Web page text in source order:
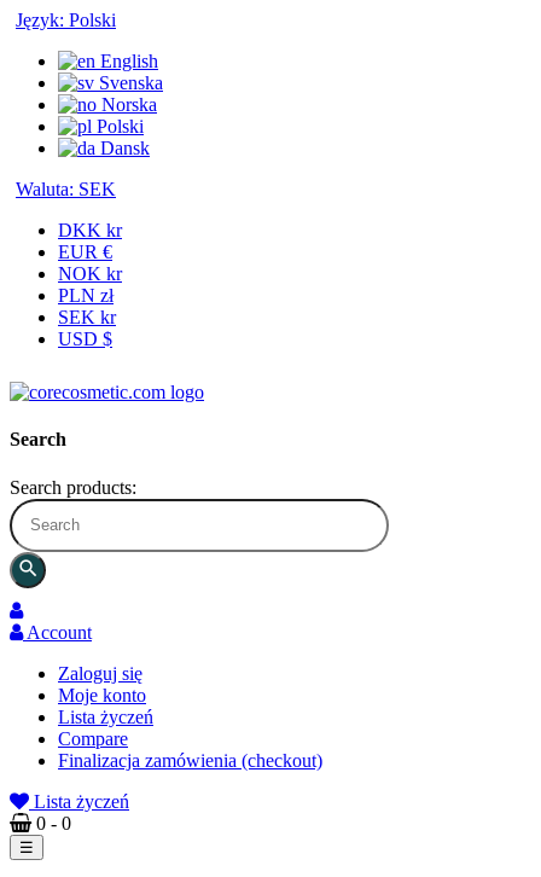
Język: Polski
English
Svenska
Norska
Polski
Dansk
Waluta: SEK
DKK kr
EUR €
NOK kr
PLN zł
SEK kr
USD $
Search
Search products:
search
Account
Zaloguj się
Moje konto
Lista życzeń
Compare
Finalizacja zamówienia (checkout)
Lista życzeń
0 - 0
Toggle
navigation
☰